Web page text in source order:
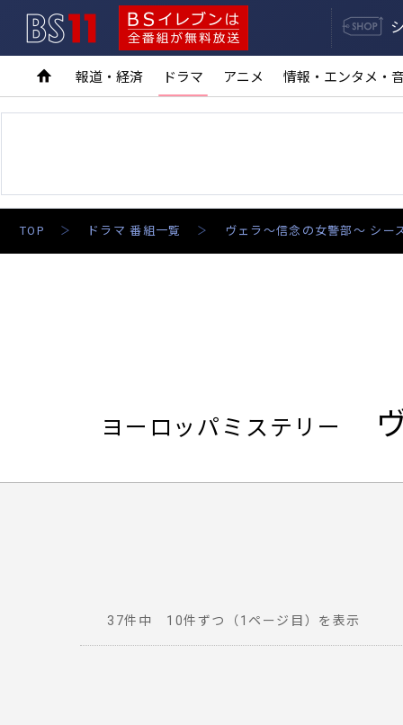
BSイレブンは全番組が無料放送
報道・経済 ドラマ アニメ 情報・エンタメ・
TOP ドラマ 番組一覧 ヴェラ～信念の女警部～ シー
ヨーロッパミステリー
組
37件中 10件ずつ（1ページ目）を表示